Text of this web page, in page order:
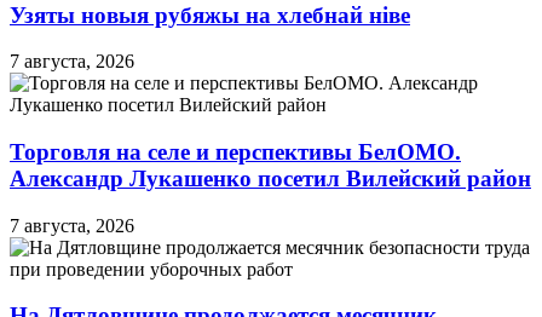
Узяты новыя рубяжы на хлебнай ніве
7 августа, 2026
Торговля на селе и перспективы БелОМО.
Александр Лукашенко посетил Вилейский район
7 августа, 2026